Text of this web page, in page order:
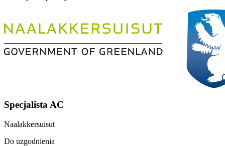
Specjalista AC
Naalakkersuisut
Do uzgodnienia